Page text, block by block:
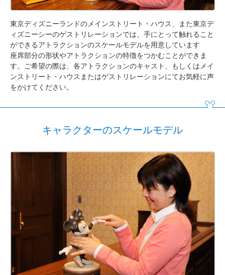
東京ディズニーランドのメインストリート・ハウス、また東京デ
ィズニーシーのゲストリレーションでは、手にとって触れること
ができるアトラクションのスケールモデルを用意しています
座席部分の形状やアトラクションの特徴をつかむことができま
す。ご希望の際は、各アトラクションのキャスト、もしくはメイ
ンストリート・ハウスまたはゲストリレーションにてお気軽に声
をかけてください。
キャラクターのスケールモデル